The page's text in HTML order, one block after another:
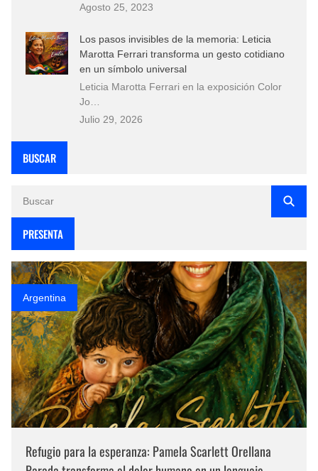
Agosto 25, 2023
Los pasos invisibles de la memoria: Leticia
Marotta Ferrari transforma un gesto cotidiano
en un símbolo universal
Leticia Marotta Ferrari en la exposición Color
Jo…
Julio 29, 2026
BUSCAR
PRESENTA
Argentina
Refugio para la esperanza: Pamela Scarlett Orellana